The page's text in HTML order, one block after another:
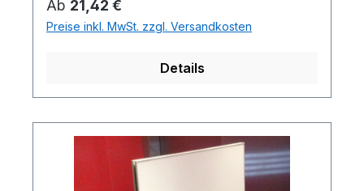
Regulärer Preis:
Ab 21,42 €
Preise inkl. MwSt. zzgl. Versandkosten
Details